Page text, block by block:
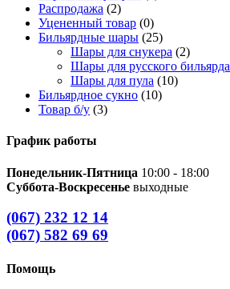
Распродажа (2)
Уцененный товар (0)
Бильярдные шары (25)
Шары для снукера (2)
Шары для русского бильярда
Шары для пула (10)
Бильярдное сукно (10)
Товар б/у (3)
График работы
Понедельник-Пятница 10:00 - 18:00
Суббота-Воскресенье выходные
(067) 232 12 14
(067) 582 69 69
Помощь